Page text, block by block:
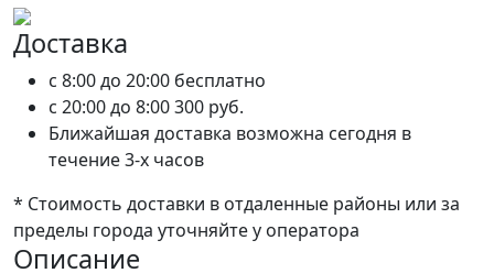
Доставка
c 8:00 до 20:00 бесплатно
c 20:00 до 8:00300 руб.
Ближайшая доставка возможна сегодня в
течение 3-х часов
* Стоимость доставки в отдаленные районы или за
пределы города уточняйте у оператора
Описание